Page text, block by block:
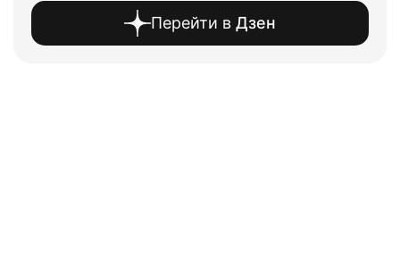
Перейти в Дзен